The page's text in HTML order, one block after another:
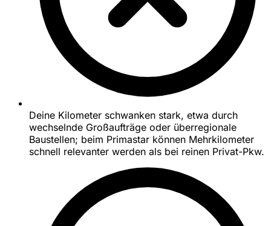
Deine Kilometer schwanken stark, etwa durch
wechselnde Großaufträge oder überregionale
Baustellen; beim Primastar können Mehrkilometer
schnell relevanter werden als bei reinen Privat-Pkw.